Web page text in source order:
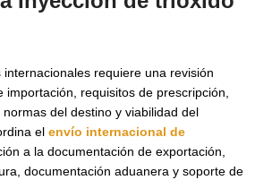
requiere una revisión
requisitos de prescripción,
del destino y viabilidad del
el envío internacional de
a la documentación de exportación,
documentación aduanera y soporte de